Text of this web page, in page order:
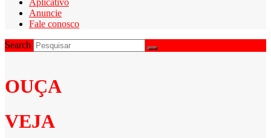
Anuncie
Fale conosco
Search
OUÇA
VEJA